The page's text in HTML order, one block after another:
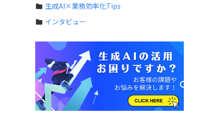
生成AI×業務効率化Tips
インタビュー